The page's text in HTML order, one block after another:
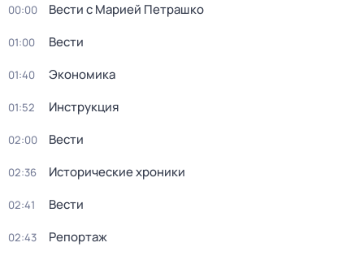
00:00 Вести с Марией Петрашко
01:00 Вести
01:40 Экономика
01:52 Инструкция
02:00 Вести
02:36 Исторические хроники
02:41 Вести
02:43 Репортаж